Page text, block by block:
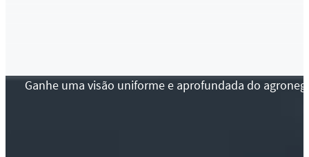
Ganhe uma visão uniforme e aprofundada do